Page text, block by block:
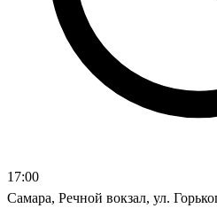
17:00
Самара, Речной вокзал, ул.